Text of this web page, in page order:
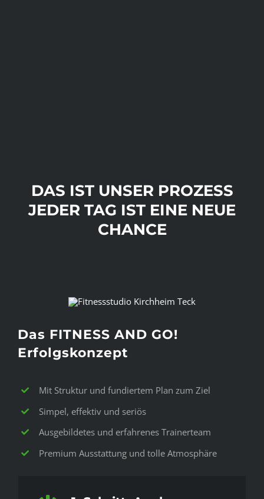
DAS IST UNSER PROZESS
JEDER TAG IST EINE NEUE
CHANCE
Das FITNESS AND GO!
Erfolgskonzept
Mit Struktur und fundiertem Plan zum Ziel
Simpel, effektiv und seriös
Ausgebildetes und erfahrenes Trainerteam
Premium Ausstattung und tolle Atmosphäre